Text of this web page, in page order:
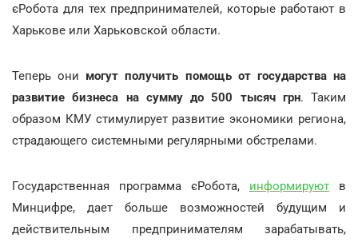
єРобота для тех предпринимателей, которые работают в
Харькове или Харьковской области.
Теперь они могут получить помощь от государства на
развитие бизнеса на сумму до 500 тысяч грн. Таким
образом КМУ стимулирует развитие экономики региона,
страдающего системными регулярными обстрелами.
Государственная программа єРобота, информируют в
Минцифре, дает больше возможностей будущим и
действительным предпринимателям зарабатывать,